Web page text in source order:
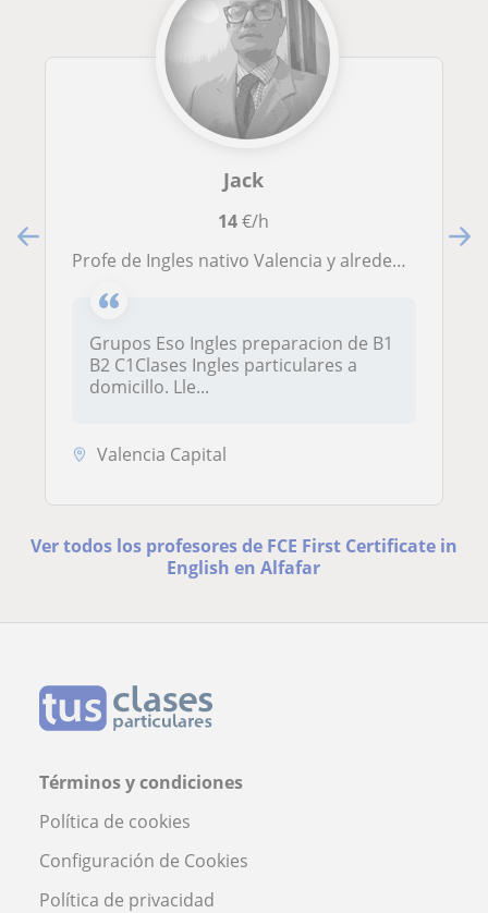
Jack
14€/h
Profe de Ingles nativo Valencia y alrededores grupos b2 c1
Grupos Eso Ingles preparacion de B1
B2 C1Clases Ingles particulares a
domicillo. Lle...
Valencia Capital
Ver todos los profesores de FCE First Certificate in
English en Alfafar
Términos y condiciones
Política de cookies
Configuración de Cookies
Política de privacidad